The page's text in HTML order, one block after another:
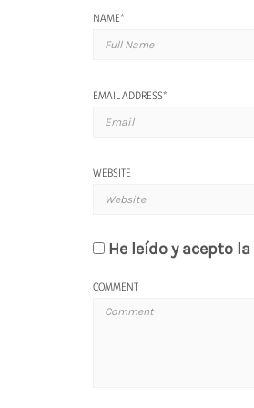
NAME*
EMAIL ADDRESS*
WEBSITE
He leído y acepto la
COMMENT